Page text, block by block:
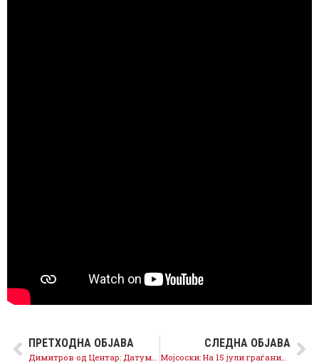
ПРЕТХОДНА ОБЈАВА
Димитров од Центар: Датумот за преговори е 16 јули, бидејќи ЕУ очекува да продолжиме по реформскиот пат!
СЛЕДНА ОБЈАВА
Мојсоски: На 15 јули граѓаните ќе ја донесат победата за подобра држава, ред и правда, подобро здравство